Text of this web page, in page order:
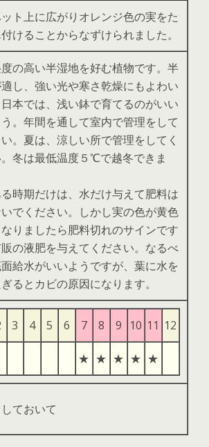
ト上に広がりオレンジ色の実をた
けることからなずけられました。
の高い半湿地を好む植物です。半
し、強い光や寒さ乾燥にもよわい
本では、浅い鉢で育てるのがいい
。年間を通して室内で管理をして
。夏は、涼しい所で管理をしてく
冬は最低温度５℃で越冬できま
時期だけは、水だけ与えて肥料は
でください。しかし実の色が黄色
りましたら肥料切れのサインです
の液肥を与えてください。なるべ
面給水がいいようですが、葉に水を
るとカビの原因になります。
3 4 5 6 7 8 9 10 11 12
★ ★ ★ ★ ★
ておいて